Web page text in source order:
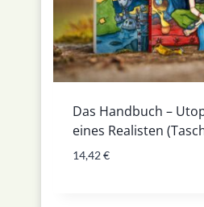
Das Handbuch –
eines Realisten
14,42€